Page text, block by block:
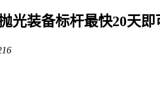
光装备标杆最快20天即